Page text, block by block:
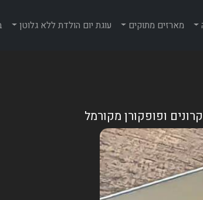
מארזים מתוקים עוגת יום הולדת ללא גלוטן
ופופקורן מקורמל